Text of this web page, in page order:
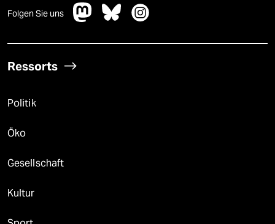
Folgen Sie uns
Ressorts
Politik
Öko
Gesellschaft
Kultur